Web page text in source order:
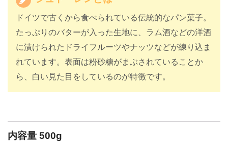
ドイツで古くから食べられている伝統的なパン菓子。
たっぷりのバターが入った生地に、ラム酒などの洋酒
に漬けられたドライフルーツやナッツなどが練り込ま
れています。表面は粉砂糖がまぶされていることか
ら、白い見た目をしているのが特徴です。
内容量 500g